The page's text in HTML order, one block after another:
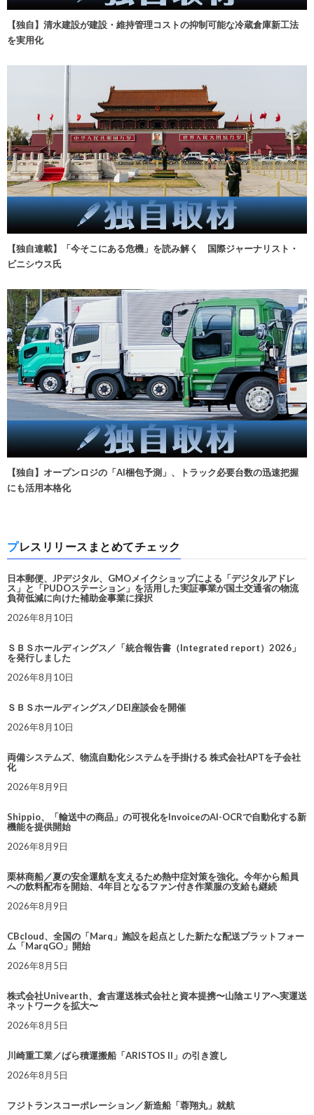
【独自】清水建設が建設・維持管理コストの抑制可能な冷蔵倉庫新工法
を実用化
【独自連載】「今そこにある危機」を読み解く 国際ジャーナリスト・
ビニシウス氏
【独自】オープンロジの「AI梱包予測」、トラック必要台数の迅速把握
にも活用本格化
プレスリリースまとめてチェック
日本郵便、JPデジタル、GMOメイクショップによる「デジタルアドレ
ス」と「PUDOステーション」を活用した実証事業が国土交通省の物流
負荷低減に向けた補助金事業に採択
2026年8月10日
ＳＢＳホールディングス／「統合報告書（Integrated report）2026」
を発行しました
2026年8月10日
ＳＢＳホールディングス／DEI座談会を開催
2026年8月10日
両備システムズ、物流自動化システムを手掛ける 株式会社APTを子会社
化
2026年8月9日
Shippio、「輸送中の商品」の可視化をInvoiceのAI-OCRで自動化する新
機能を提供開始
2026年8月9日
栗林商船／夏の安全運航を支えるため熱中症対策を強化。今年から船員
への飲料配布を開始、4年目となるファン付き作業服の支給も継続
2026年8月9日
CBcloud、全国の「Marq」施設を起点とした新たな配送プラットフォー
ム「MarqGO」開始
2026年8月5日
株式会社Univearth、倉吉運送株式会社と資本提携〜山陰エリアへ実運送
ネットワークを拡大〜
2026年8月5日
川崎重工業／ばら積運搬船「ARISTOS II」の引き渡し
2026年8月5日
フジトランスコーポレーション／新造船「蓉翔丸」就航